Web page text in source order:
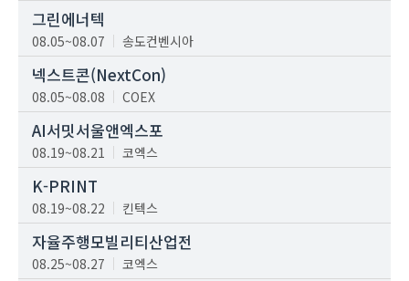
그린에너텍
08.05~08.07 송도컨벤시아
넥스트콘(NextCon)
08.05~08.08 COEX
AI서밋서울앤엑스포
08.19~08.21 코엑스
K-PRINT
08.19~08.22 킨텍스
자율주행모빌리티산업전
08.25~08.27 코엑스